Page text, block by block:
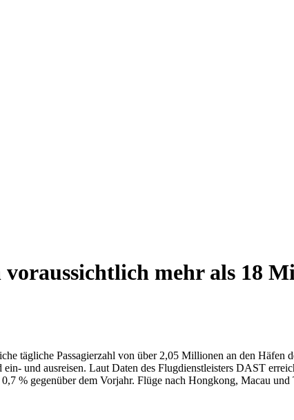
mehr als 18
tägliche Passagierzahl von über 2,05 Millionen an den Häfen
und ausreisen. Laut Daten des Flugdienstleisters DAST
% gegenüber dem Vorjahr. Flüge nach Hongkong, Macau und